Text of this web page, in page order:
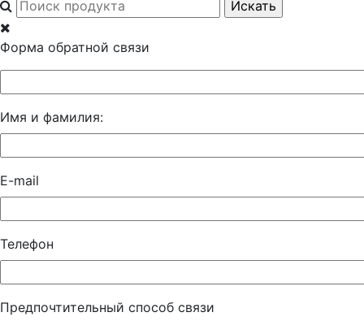
Форма обратной связи
Имя и фамилия:
E-mail
Телефон
Предпочтительный способ связи